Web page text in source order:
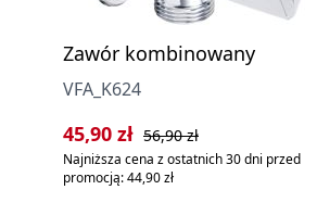
Zawór kombinowany
VFA_K624
Cena sprzedaży:
45,90 zł Cena regularna:
56,90 zł
Najniższa cena z ostatnich 30 dni przed
promocją: 44,90 zł